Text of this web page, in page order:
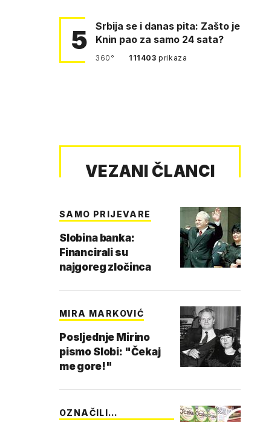
5
Srbija se i danas pita: Zašto je
Knin pao za samo 24 sata?
360° 111403prikaza
VEZANI ČLANCI
SAMO PRIJEVARE
Slobina banka:
Financirali su
najgoreg zločinca
MIRA MARKOVIĆ
Posljednje Mirino
pismo Slobi: "Čekaj
me gore!"
OZNAČILI